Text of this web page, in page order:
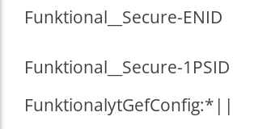
Funktional __Secure-ENID
Funktional __Secure-1PSID
FunktionalytGefConfig:*||